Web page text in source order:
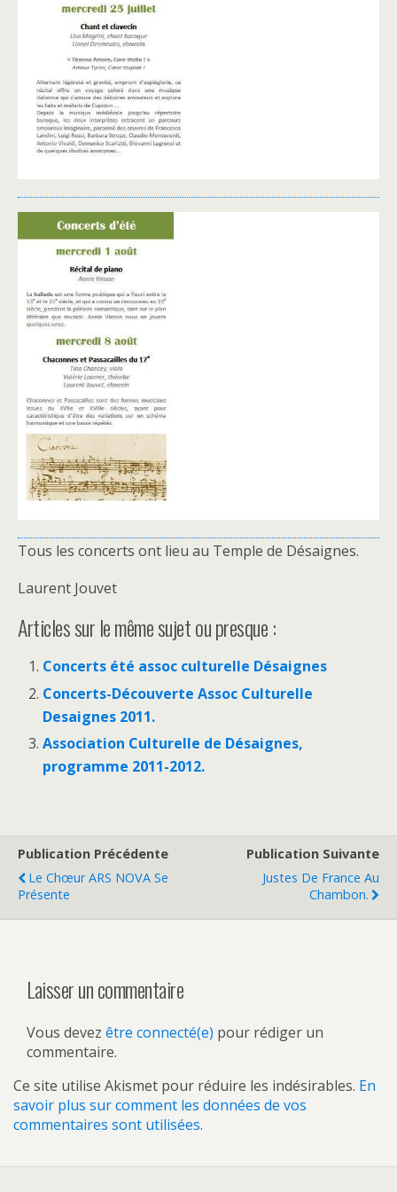
Tous les concerts ont lieu au Temple de Désaignes.
Laurent Jouvet
Articles sur le même sujet ou presque :
Concerts été assoc culturelle Désaignes
Concerts-Découverte Assoc Culturelle
Desaignes 2011.
Association Culturelle de Désaignes,
programme 2011-2012.
Publication Précédente
Le Chœur ARS NOVA Se
Présente
Publication Suivante
Justes De France Au
Chambon.
Laisser un commentaire
Vous devez être connecté(e) pour rédiger un
commentaire.
Ce site utilise Akismet pour réduire les indésirables. En
savoir plus sur comment les données de vos
commentaires sont utilisées.